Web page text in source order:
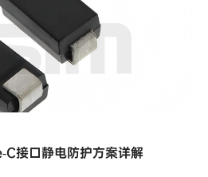
接口静电防护方案详解